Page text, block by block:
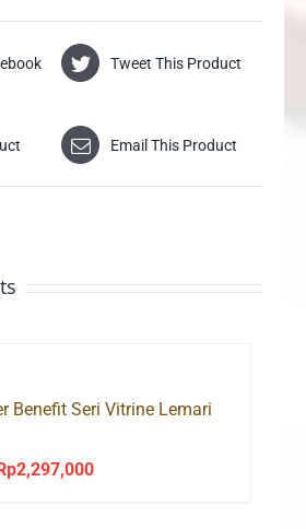
Tweet This Product
Email This Product
Benefit Seri Vitrine Lemari
Original
Rp2,297,000Current